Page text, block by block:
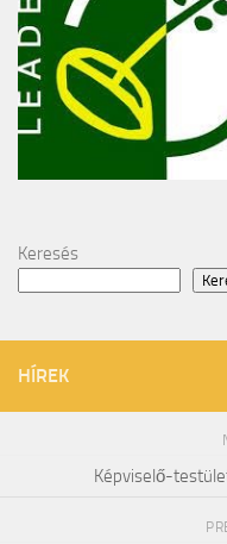
Keresés
HÍREK
Képviselő-